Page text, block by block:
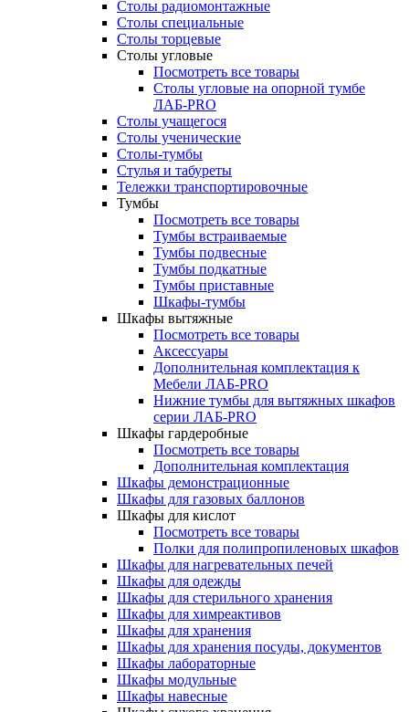
Столы радиомонтажные
Столы специальные
Столы торцевые
Столы угловые
Посмотреть все товары
Столы угловые на опорной тумбе
ЛАБ-PRO
Столы учащегося
Столы ученические
Столы-тумбы
Стулья и табуреты
Тележки транспортировочные
Тумбы
Посмотреть все товары
Тумбы встраиваемые
Тумбы подвесные
Тумбы подкатные
Тумбы приставные
Шкафы-тумбы
Шкафы вытяжные
Посмотреть все товары
Аксессуары
Дополнительная комплектация к
Мебели ЛАБ-PRO
Нижние тумбы для вытяжных шкафов
серии ЛАБ-PRO
Шкафы гардеробные
Посмотреть все товары
Дополнительная комплектация
Шкафы демонстрационные
Шкафы для газовых баллонов
Шкафы для кислот
Посмотреть все товары
Полки для полипропиленовых шкафов
Шкафы для нагревательных печей
Шкафы для одежды
Шкафы для стерильного хранения
Шкафы для химреактивов
Шкафы для хранения
Шкафы для хранения посуды, документов
Шкафы лабораторные
Шкафы модульные
Шкафы навесные